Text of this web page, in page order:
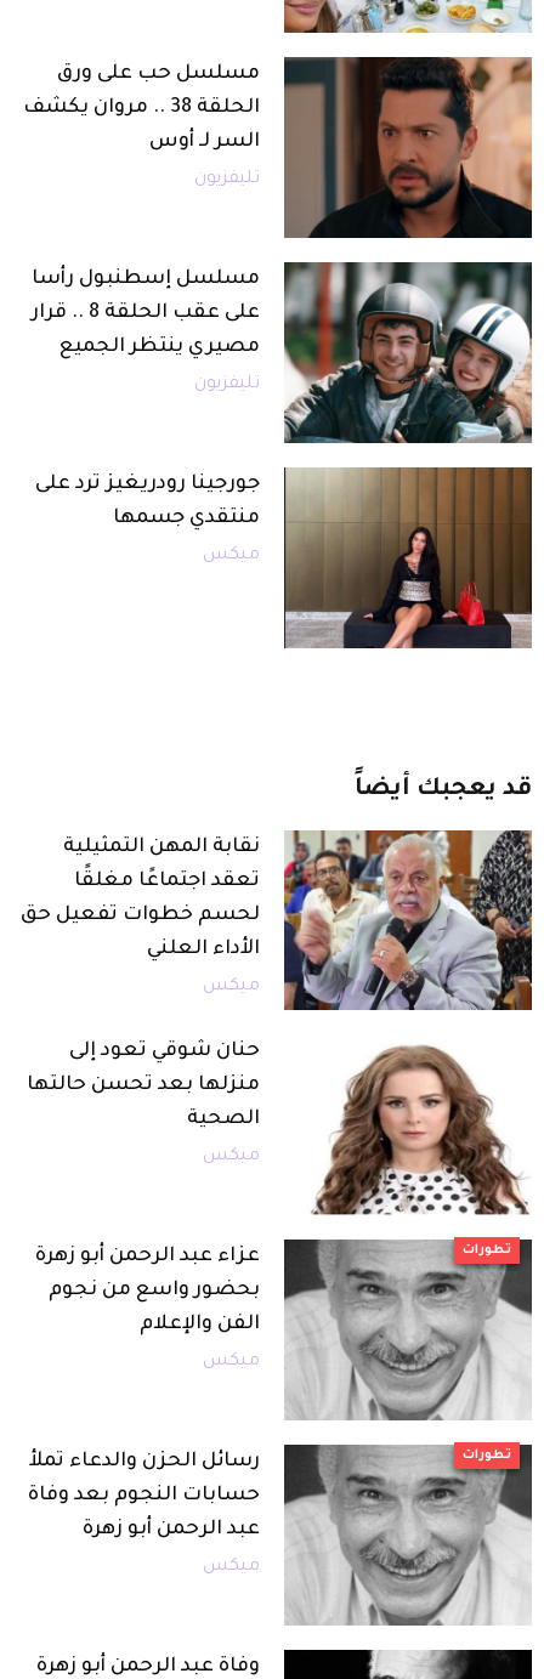
مسلسل حب على ورق
الحلقة 38 .. مروان يكشف
السر لـ أوس
تليفزيون
مسلسل إسطنبول رأسا
على عقب الحلقة 8 .. قرار
مصيري ينتظر الجميع
تليفزيون
جورجينا رودريغيز ترد على
منتقدي جسمها
ميكس
قد يعجبك أيضاً
نقابة المهن التمثيلية
تعقد اجتماعًا مغلقًا
لحسم خطوات تفعيل حق
الأداء العلني
ميكس
حنان شوقي تعود إلى
منزلها بعد تحسن حالتها
الصحية
ميكس
تطورات
عزاء عبد الرحمن أبو زهرة
بحضور واسع من نجوم
الفن والإعلام
ميكس
تطورات
رسائل الحزن والدعاء تملأ
حسابات النجوم بعد وفاة
عبد الرحمن أبو زهرة
ميكس
وفاة عبد الرحمن أبو زهرة